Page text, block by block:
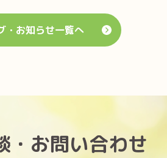
・お知らせ一覧へ
・お問い合わせ